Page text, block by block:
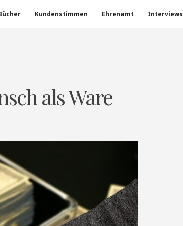
Kundenstimmen Ehrenamt Interviews
als Ware